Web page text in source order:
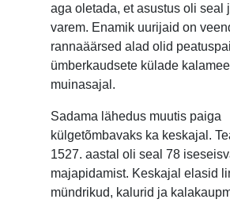
aga oletada, et asustus oli seal
varem. Enamik uurijaid on
rannaäärsed alad olid
ümberkaudsete külade
muinasajal.
Sadama lähedus muutis paiga
külgetõmbavaks ka keskajal.
1527. aastal oli seal 78
majapidamist. Keskajal elasid
mündrikud, kalurid ja